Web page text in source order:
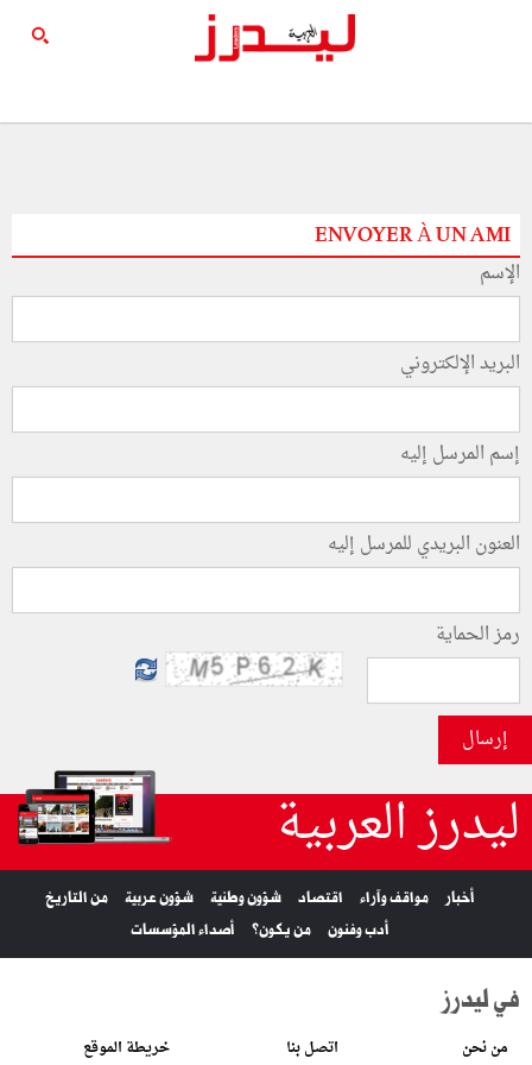
ENVOYER À UN AMI
الإسم
البريد الإلكتروني
إسم المرسل إليه
العنون البريدي للمرسل إليه
رمز الحماية
إرسال
ليدرز العربية
أخبار مواقف وآراء اقتصاد شؤون وطنية شؤون عربية
من التاريخ
أدب وفنون
من يكون؟ أصداء المؤسسات
في ليدرز
من نحن اتصل بنا خريطة الموقع